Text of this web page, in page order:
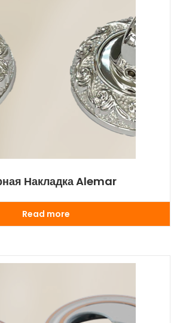
Накладка Alemar
Read more